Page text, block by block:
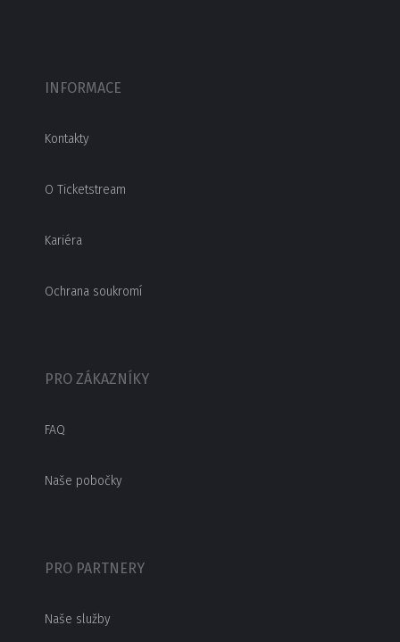
INFORMACE
Kontakty
O Ticketstream
Kariéra
Ochrana soukromí
PRO ZÁKAZNÍKY
FAQ
Naše pobočky
PRO PARTNERY
Naše služby